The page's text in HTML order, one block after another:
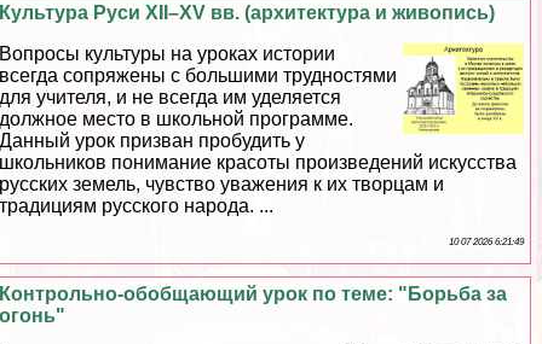
Культура Руси XII–XV вв. (архитектура и живопись)
Вопросы культуры на уроках истории
всегда сопряжены с большими трудностями
для учителя, и не всегда им уделяется
должное место в школьной программе.
Данный урок призван пробудить у
школьников понимание красоты произведений искусства
русских земель, чувство уважения к их творцам и
традициям русского народа. ...
10 07 2026 6:21:49
Контрольно-обобщающий урок по теме: "Борьба за
огонь"